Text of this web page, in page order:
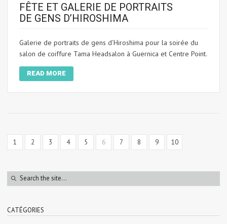
FÊTE ET GALERIE DE PORTRAITS
DE GENS D’HIROSHIMA
Galerie de portraits de gens d'Hiroshima pour la soirée du
salon de coiffure Tama Headsalon à Guernica et Centre Point.
READ MORE
1 2 3 4 5 6 7 8 9 10
CATÉGORIES